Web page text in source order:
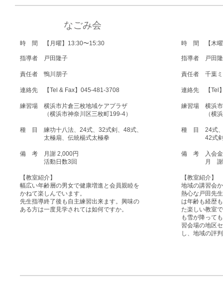
なごみ会
時 間 【月曜】 13:30〜15:30
指導者 戸田隆子
責任者 鴨川朋子
連絡先 【Tel & Fax】045-481-3708
練習場 横浜市片倉三枚地域ケアプラザ
（横浜市神奈川区三枚町199-4）
種 目 練功十八法、24式、32式剣、48式、
太極扇、伝統楊式太極拳
備 考 月謝 2,000円
活動日数3回
【教室紹介】
幅広い年齢層の男女で健康増進と会員親睦を
かねて楽しんでいます。
先生指導終了後も自主練習出来ます。興味の
ある方は一度見学されては如何ですか。
時 間 【木曜
指導者 戸田
責任者 千葉
連絡先 【Tel
練習場 横浜市
（横浜市
種 目 24式、
42式
備 考 入会
月
【教室紹介】
地域の講習会
熱心な戸田先
は年齢も経歴
た楽しい教室
も雪が降って
習会場の地区
し、地域の評